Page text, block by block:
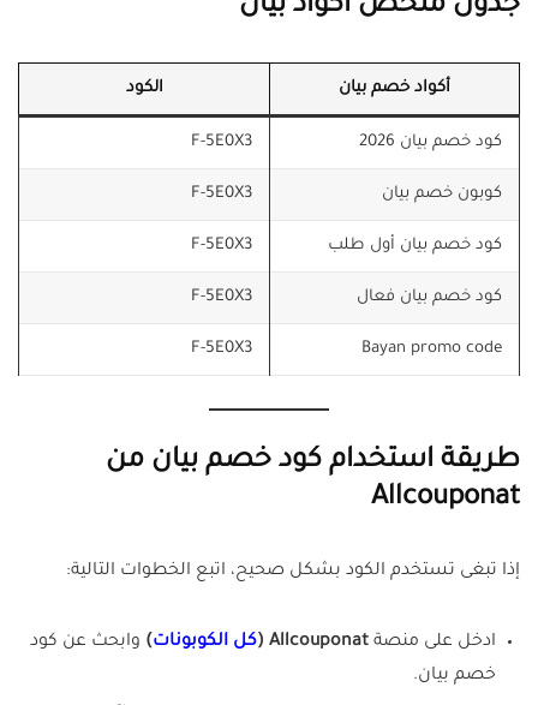
جدول ملخص أكواد بيان
أكواد خصم بيان الكود
كود خصم بيان 2026 F-5E0X3
كوبون خصم بيان F-5E0X3
كود خصم بيان أول طلب F-5E0X3
كود خصم بيان فعال F-5E0X3
Bayan promo code
F-5E0X3
طريقة استخدام كود خصم بيان من
Allcouponat
إذا تبغى تستخدم الكود بشكل صحيح، اتبع الخطوات التالية:
ادخل على منصة Allcouponat ( كل الكوبونات) وابحث عن كود
خصم بيان.